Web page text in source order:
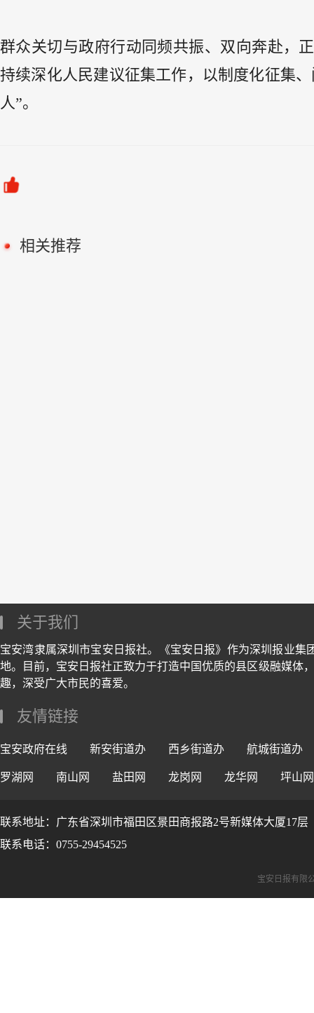
群众关切与政府行动同频共振、双向奔赴，
持续深化人民建议征集工作，以制度化征集
人”。
相关推荐
关于我们
宝安湾隶属深圳市宝安日报社。《宝安日报》作为深圳报业
地。目前，宝安日报社正致力于打造中国优质的县区级融媒体
趣，深受广大市民的喜爱。
友情链接
宝安政府在线 新安街道办 西乡街道办 航城街道办
罗湖网 南山网 盐田网 龙岗网 龙华网 坪山网
联系地址：广东省深圳市福田区景田商报路2号新媒体大厦17层
联系电话：0755-29454525
宝安日报有限